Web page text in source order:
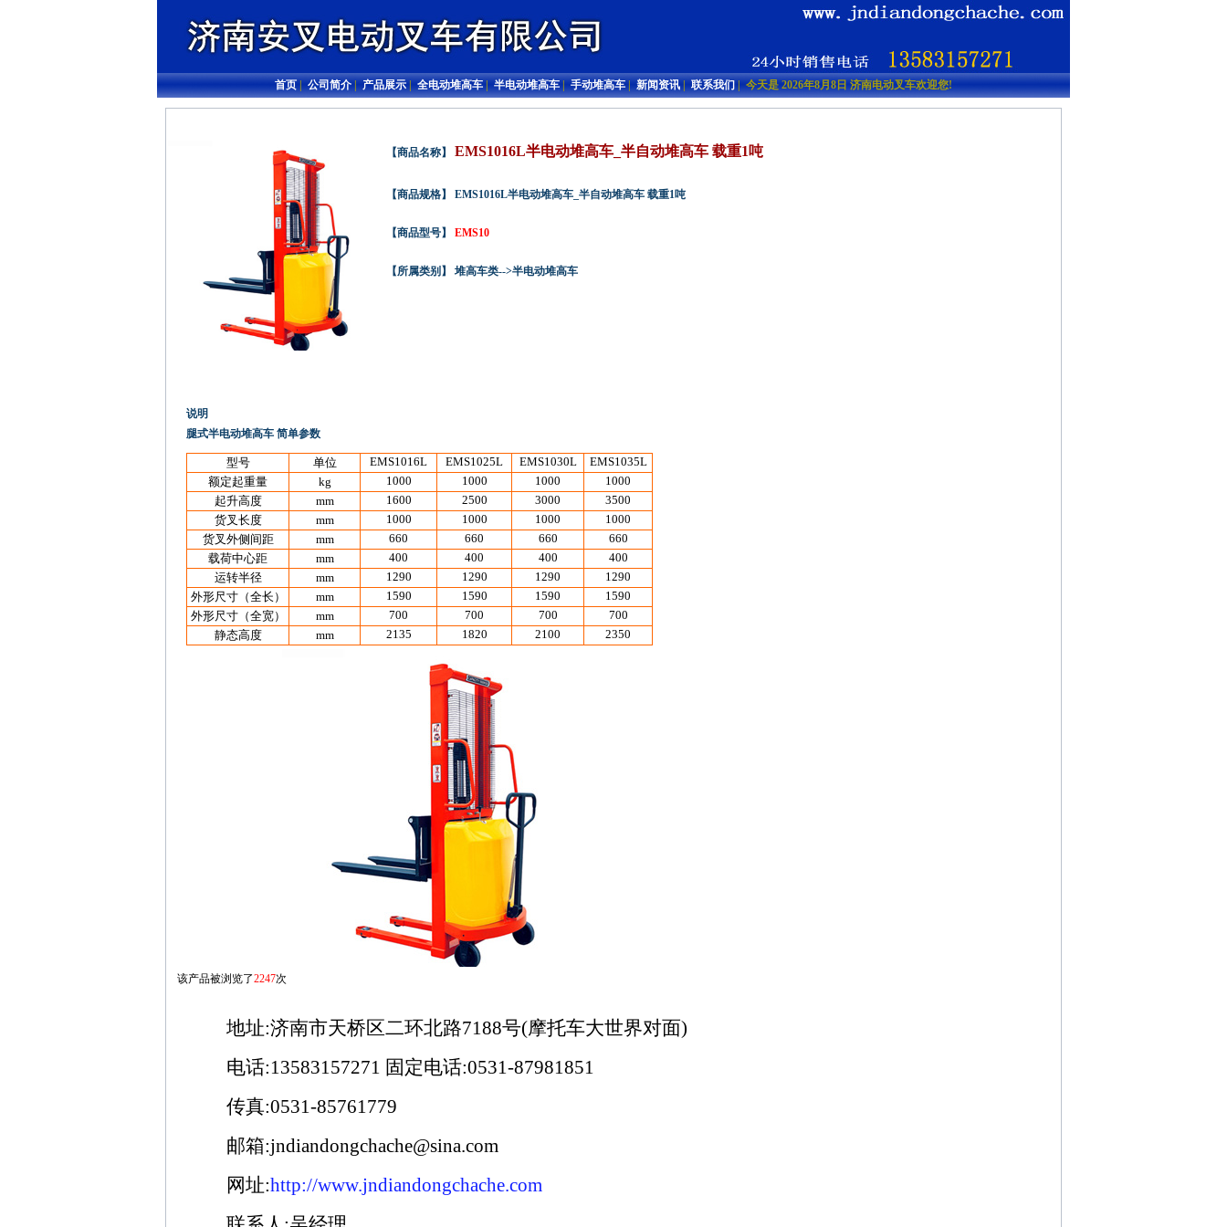
首页 公司简介 产品展示 全电动堆高车 半电动堆高车 手动堆高车 新闻资讯 联系我们 | 今天是 2026年8月8日 济南电动叉车欢迎您!
【商品名称】 EMS1016L半电动堆高车_半自动堆高车 载重1吨
【商品规格】 EMS1016L半电动堆高车_半自动堆高车 载重1吨
【商品型号】 EMS10
【所属类别】 堆高车类-->半电动堆高车
说明
腿式半电动堆高车 简单参数
型号 单位 EMS1016L EMS1025L EMS1030L
EMS1035L
额定起重量
kg 1000 1000 1000
1000
起升高度
mm 1600 2500 3000
3500
货叉长度
mm 1000 1000 1000
1000
货叉外侧间距
mm 660 660 660
660
载荷中心距
mm 400 400 400
400
运转半径
mm 1290 1290 1290
1290
外形尺寸（全长）
mm 1590 1590 1590
1590
外形尺寸（全宽）
mm 700 700 700
700
静态高度
mm 2135 1820 2100 2350
该产品被浏览了2247次
地址:济南市天桥区二环北路7188号(摩托车大世界对面)
电话:13583157271 固定电话:0531-87981851
传真:0531-85761779
邮箱:jndiandongchache@sina.com
网址:http://www.jndiandongchache.com